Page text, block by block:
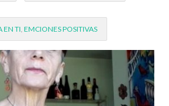
EN TI EMCIONES POSITIVAS